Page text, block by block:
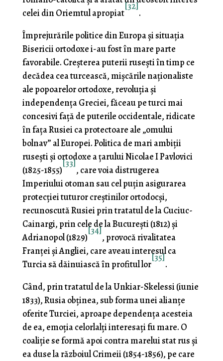
celei din Oriemtul apropiat
[32]
.
Împrejurările politice din Europa şi situaţia
Bisericii ortodoxe i-au fost în mare parte
favorabile. Creşterea pu­terii ruseşti în timp ce
decădea cea turcească, mişcările na­ţionaliste
ale popoarelor ortodoxe, revoluţia şi
independența Greciei, făceau pe turci mai
concesivi faţă de puterile occidentale, ridicate
în faţa Rusiei ca protectoare ale „omu­lui
bolnav” al Europei. Politica de mari ambiţii
ruseşti şi ortodoxe a ţarului Nicolae I Pavlovici
(1825-1855)
[33]
, care voia distrugerea
Imperiului otoman sau cel puţin asigurarea
protecţiei tuturor creştinilor ortodocşi,
recunoscută Rusiei prin tratatul de la Cuciuc-
Cainargi, prin cele de la Bucureşti (1812) şi
Adrianopol (1829)
[34]
, provocă rivalitatea
Franţei şi Angliei, care aveau interesul ca
Turcia să dăinuiască în profitul lor
[35]
.
Când, prin tratatul de la Unkiar-Skelessi (iunie
1833), Rusia obţinea, sub forma unei alianţe
oferite Turciei, aproape dependenţa acesteia
de ea, emoţia celorlalţi inte­resaţi fu mare. O
coaliţie se formă apoi contra marelui stat rus şi
ea duse la războiul Crimeii (1854-1856), pe care